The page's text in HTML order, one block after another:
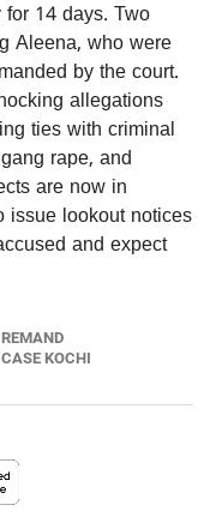
14 days. Two
Aleena, who were
by the court.
allegations
ties with criminal
rape, and
are now in
issue lookout notices
and expect
KOCHI